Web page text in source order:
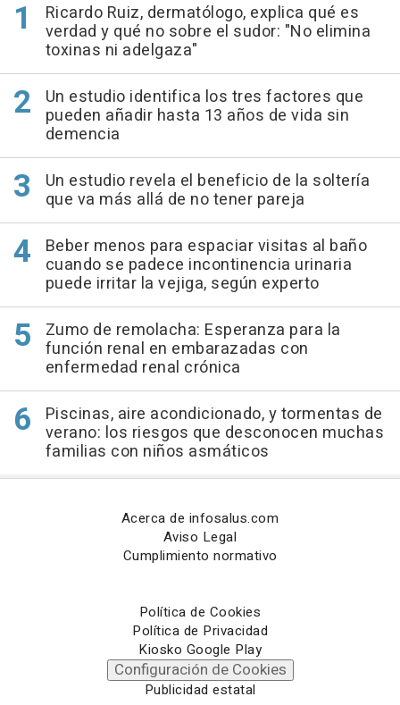
Ricardo Ruiz, dermatólogo, explica qué es
verdad y qué no sobre el sudor: "No elimina
toxinas ni adelgaza"
Un estudio identifica los tres factores que
pueden añadir hasta 13 años de vida sin
demencia
Un estudio revela el beneficio de la soltería
que va más allá de no tener pareja
Beber menos para espaciar visitas al baño
cuando se padece incontinencia urinaria
puede irritar la vejiga, según experto
Zumo de remolacha: Esperanza para la
función renal en embarazadas con
enfermedad renal crónica
Piscinas, aire acondicionado, y tormentas de
verano: los riesgos que desconocen muchas
familias con niños asmáticos
Acerca de infosalus.com
Aviso Legal
Cumplimiento normativo
Política de Cookies
Política de Privacidad
Kiosko Google Play
Configuración de Cookies
Publicidad estatal